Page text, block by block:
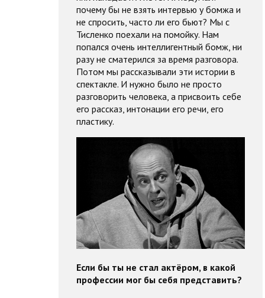
почему бы не взять интервью у бомжа и
не спросить, часто ли его бьют? Мы с
Тисленко поехали на помойку. Нам
попался очень интеллигентный бомж, ни
разу не сматерился за время разговора.
Потом мы рассказывали эти истории в
спектакле. И нужно было не просто
разговорить человека, а присвоить себе
его рассказ, интонации его речи, его
пластику.
Если бы ты не стал актёром, в какой
профессии мог бы себя представить?